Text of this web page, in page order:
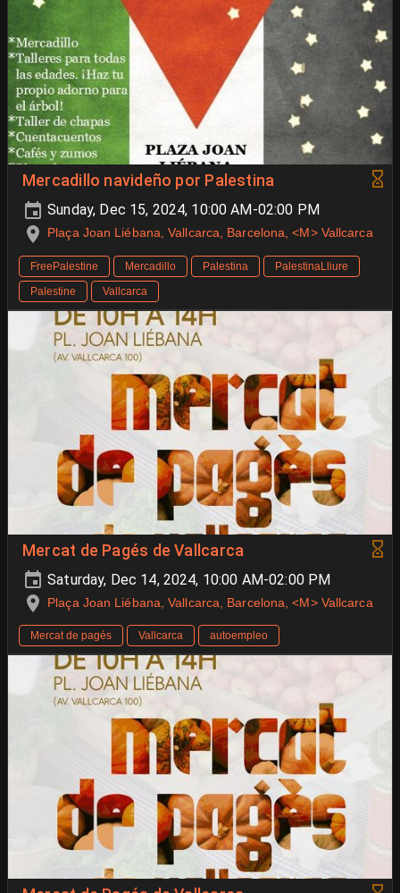
Mercadillo navideño por Palestina
Sunday, Dec 15, 2024, 10:00 AM-02:00 PM
Plaça Joan Liébana, Vallcarca, Barcelona, <M> Vallcarca
FreePalestine Mercadillo Palestina
PalestinaLliure
Palestine
Vallcarca
Mercat de Pagés de Vallcarca
Saturday, Dec 14, 2024, 10:00 AM-02:00 PM
Plaça Joan Liébana, Vallcarca, Barcelona, <M> Vallcarca
Mercat de pagés Vallcarca autoempleo